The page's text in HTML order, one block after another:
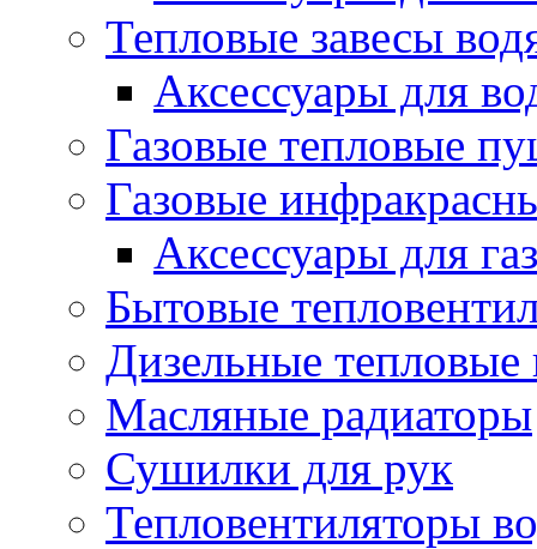
Тепловые завесы
Аксессуары для
Газовые тепловые
Газовые
Аксессуары для
Бытовые
Дизельные
Масляные радиаторы
Сушилки для рук
Тепловентиляторы